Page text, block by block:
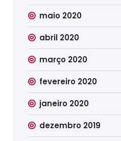
maio 2020
abril 2020
março 2020
fevereiro 2020
janeiro 2020
dezembro 2019